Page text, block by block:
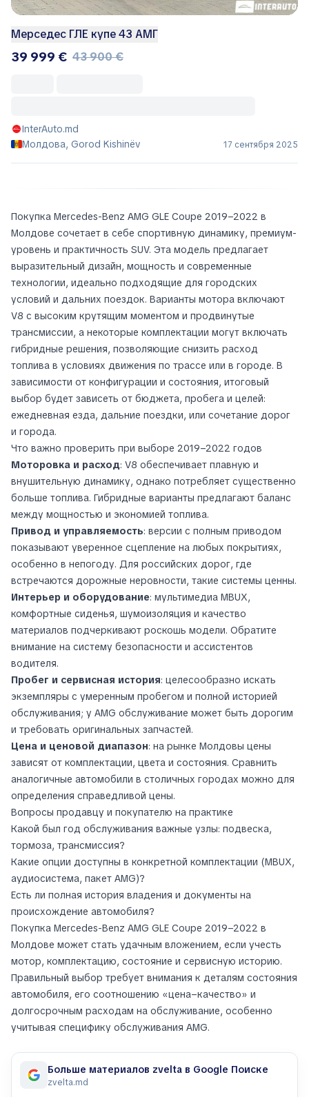
Мерседес ГЛЕ купе 43 АМГ
39 999 € 43 900 €
InterAuto.md
Молдова, Gorod Kishinëv
17 сентября 2025
Покупка Mercedes-Benz AMG GLE Coupe 2019–2022 в
Молдове сочетает в себе спортивную динамику, премиум-
уровень и практичность SUV. Эта модель предлагает
выразительный дизайн, мощность и современные
технологии, идеально подходящие для городских
условий и дальних поездок. Варианты мотора включают
V8 с высоким крутящим моментом и продвинутые
трансмиссии, а некоторые комплектации могут включать
гибридные решения, позволяющие снизить расход
топлива в условиях движения по трассе или в городе. В
зависимости от конфигурации и состояния, итоговый
выбор будет зависеть от бюджета, пробега и целей:
ежедневная езда, дальние поездки, или сочетание дорог
и города.
Что важно проверить при выборе 2019–2022 годов
Моторовка и расход: V8 обеспечивает плавную и
внушительную динамику, однако потребляет существенно
больше топлива. Гибридные варианты предлагают баланс
между мощностью и экономией топлива.
Привод и управляемость: версии с полным приводом
показывают уверенное сцепление на любых покрытиях,
особенно в непогоду. Для российских дорог, где
встречаются дорожные неровности, такие системы ценны.
Интерьер и оборудование: мультимедиа MBUX,
комфортные сиденья, шумоизоляция и качество
материалов подчеркивают роскошь модели. Обратите
внимание на систему безопасности и ассистентов
водителя.
Пробег и сервисная история: целесообразно искать
экземпляры с умеренным пробегом и полной историей
обслуживания; у AMG обслуживание может быть дорогим
и требовать оригинальных запчастей.
Цена и ценовой диапазон: на рынке Молдовы цены
зависят от комплектации, цвета и состояния. Сравнить
аналогичные автомобили в столичных городах можно для
определения справедливой цены.
Вопросы продавцу и покупателю на практике
Какой был год обслуживания важные узлы: подвеска,
тормоза, трансмиссия?
Какие опции доступны в конкретной комплектации (MBUX,
аудиосистема, пакет AMG)?
Есть ли полная история владения и документы на
происхождение автомобиля?
Покупка Mercedes-Benz AMG GLE Coupe 2019–2022 в
Молдове может стать удачным вложением, если учесть
мотор, комплектацию, состояние и сервисную историю.
Правильный выбор требует внимания к деталям состояния
автомобиля, его соотношению «цена–качество» и
долгосрочным расходам на обслуживание, особенно
учитывая специфику обслуживания AMG.
Больше материалов zvelta в Google Поиске
zvelta.md